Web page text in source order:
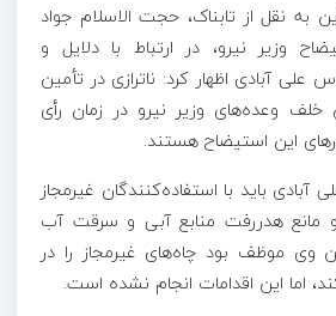
به نقل از تابناک، حجت الاسلام جواد
وزیر نیرو، در ارتباط با دلایل و
آبادی اظهار کرد: ناترازی در تأمین
وعده‌های وزیر نیرو در زمان رأی
این استیضاح هستند.
آبادی باید با استفاده‌کنندگان غیرمجاز
و مانع هدررفت منابع آبی و سرقت آب
موظف بود چاه‌های غیرمجاز را در
اما این اقدامات انجام نشده است.